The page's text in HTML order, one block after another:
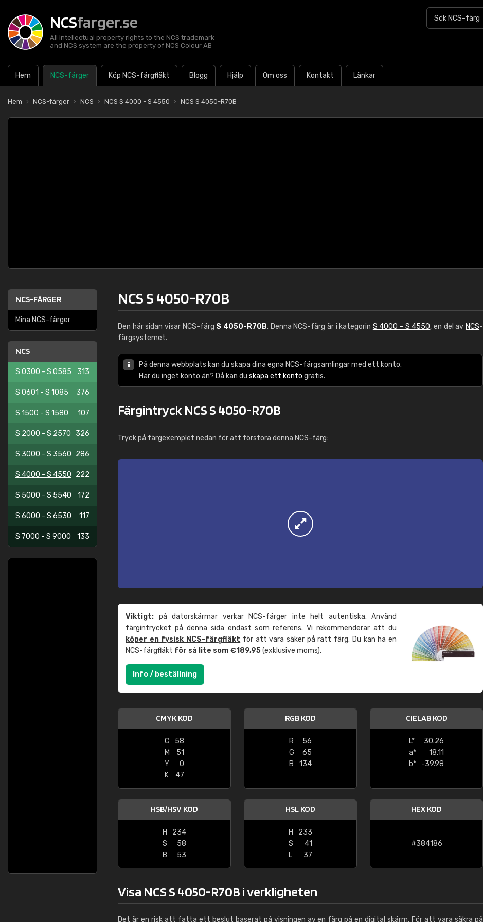
NCSfarger.se
All intellectual property rights to the NCS trademark
and NCS system are the property of NCS Colour AB
Hem NCS-färger Köp NCS-färgfläkt Blogg Hjälp Om oss Kontakt Länkar
Hem NCS-färger NCS NCS S 4000 - S 4550 NCS S 4050-R70B
NCS-FÄRGER
Mina NCS-färger
NCS
S 0300 - S 0585 313
S 0601 - S 1085 376
S 1500 - S 1580 107
S 2000 - S 2570 326
S 3000 - S 3560 286
S 4000 - S 4550 222
S 5000 - S 5540 172
S 6000 - S 6530 117
S 7000 - S 9000 133
NCS S 4050-R70B
Den här sidan visar NCS-färg S 4050-R70B. Denna NCS-färg är i kategorin S 4000 - S 4550, en del av NCS-
färgsystemet.
På denna webbplats kan du skapa dina egna NCS-färgsamlingar med ett konto.
Har du inget konto än? Då kan du skapa ett konto gratis.
Färgintryck NCS S 4050-R70B
Tryck på färgexemplet nedan för att förstora denna NCS-färg:
Viktigt: på datorskärmar verkar NCS-färger inte helt autentiska. Använd
färgintrycket på denna sida endast som referens. Vi rekommenderar att du
köper en fysisk NCS-färgfläkt för att vara säker på rätt färg. Du kan ha en
NCS-färgfläkt för så lite som €189,95(exklusive moms).
Info / beställning
CMYK KOD
C
58
M
51
Y
0
K
47
RGB KOD
R
56
G
65
B
134
CIELAB KOD
L*
30.26
a*
18.11
b*
-39.98
HSB/HSV KOD
H
234
S
58
B
53
HSL KOD
H
233
S
41
L
37
HEX KOD
#384186
Visa NCS S 4050-R70B i verkligheten
Det är en risk att fatta ett beslut baserat på visningen av en färg på en digital skärm. För att vara säkra på
Windows
"Great product and speedy delivery"